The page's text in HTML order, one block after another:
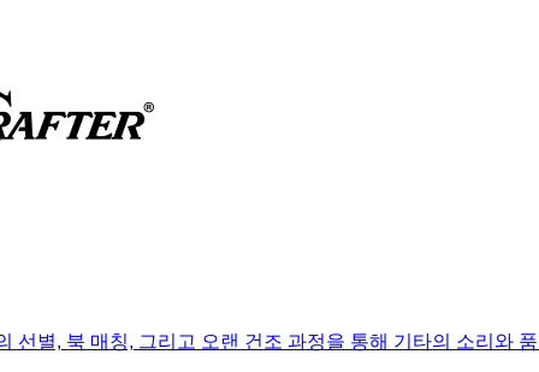
선별, 북 매칭, 그리고 오랜 건조 과정을 통해 기타의 소리와